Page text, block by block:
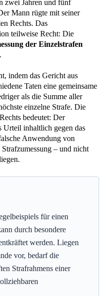
zwei Jahren und fünf
Mann rügte mit seiner
Rechts. Das
teilweise Recht: Die
der Einzelstrafen
indem das Gericht aus
Taten eine gemeinsame
als die Summe aller
einzelne Strafe. Die
bedeutet: Der
Urteil inhaltlich gegen das
Anwendung von
– und nicht
für einen
durch besondere
werden. Liegen
vor, bedarf die
Strafrahmens einer